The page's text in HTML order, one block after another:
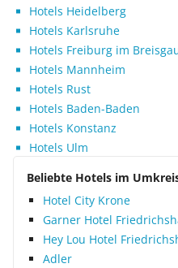
Hotels Heidelberg
Hotels Karlsruhe
Hotels Freiburg im
Hotels Mannheim
Hotels Rust
Hotels Baden-Baden
Hotels Konstanz
Hotels Ulm
Beliebte Hotels im
Hotel City Krone
Garner Hotel
Hey Lou Hotel
Adler